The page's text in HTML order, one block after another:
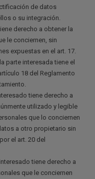
de datos
o su integración.
derecho a obtener la
le conciernen, sin
expuestas en el art. 17.
parte interesada tiene el
18 del Reglamento
tiene derecho a
utilizado y legible
que lo conciernen
a otro propietario sin
el art. 20 del
tiene derecho a
que le conciernen